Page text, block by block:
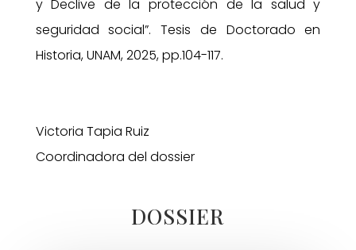
y Declive de la protección de la salud y
seguridad social”. Tesis de Doctorado en
Historia, UNAM, 2025, pp.104-117.
Victoria Tapia Ruiz
Coordinadora del dossier
DOSSIER